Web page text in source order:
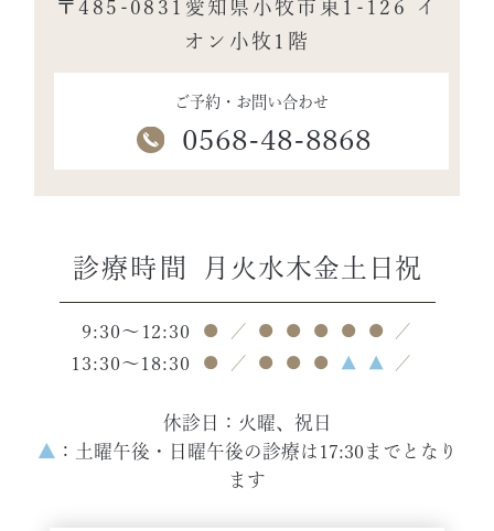
〒485-0831愛知県小牧市東1-126 イ
オン小牧1階
ご予約・お問い合わせ
0568-48-8868
診療時間 月 火 水 木金 土 日祝
9:30～12:30 ● ／ ● ● ● ● ● ／
13:30～18:30 ● ／ ● ● ● ▲ ▲ ／
休診日：火曜、祝日
▲ ：土曜午後・日曜午後の診療は17:30までとなり
ます